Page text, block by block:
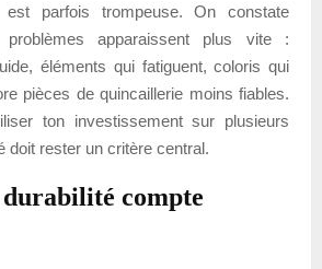
est parfois trompeuse. On constate
apparaissent plus vite :
éléments qui fatiguent, coloris qui
pièces de quincaillerie moins fiables.
ton investissement sur plusieurs
doit rester un critère central.
compte